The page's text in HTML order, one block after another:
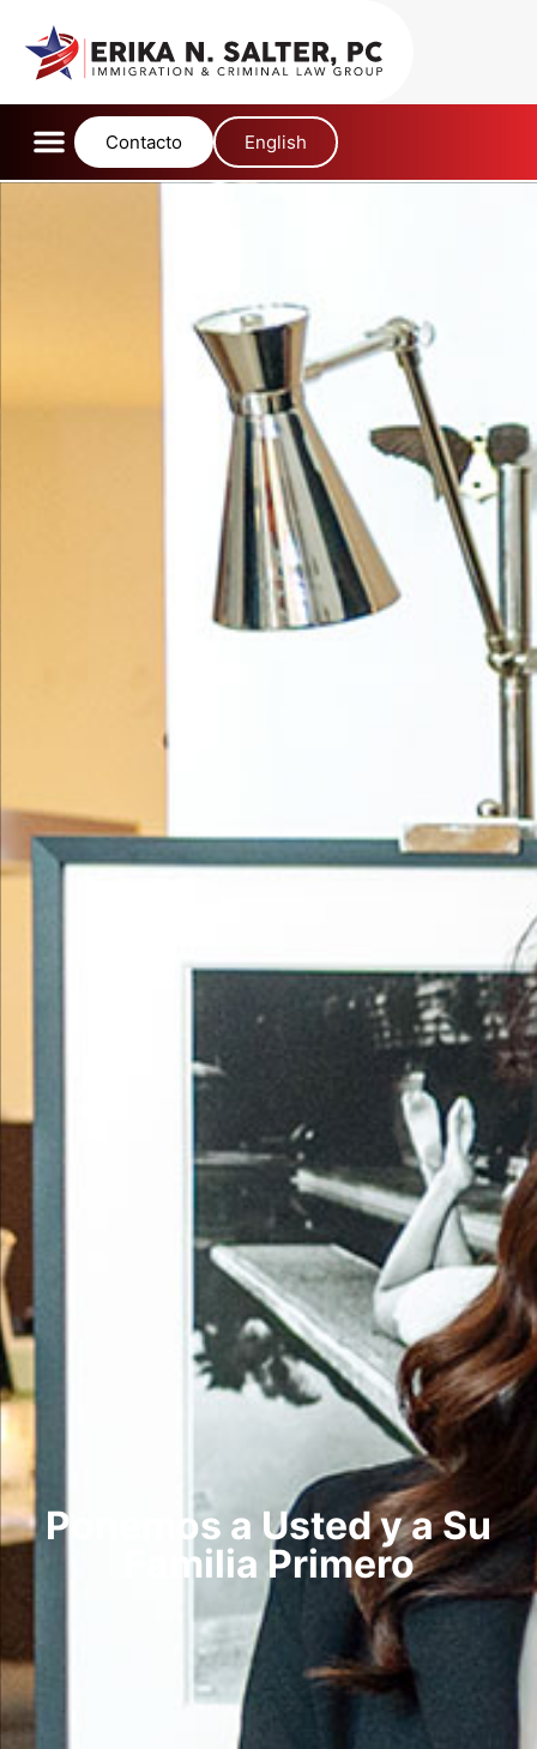
Contacto English
Ponemos a Usted y a Su
Familia Primero